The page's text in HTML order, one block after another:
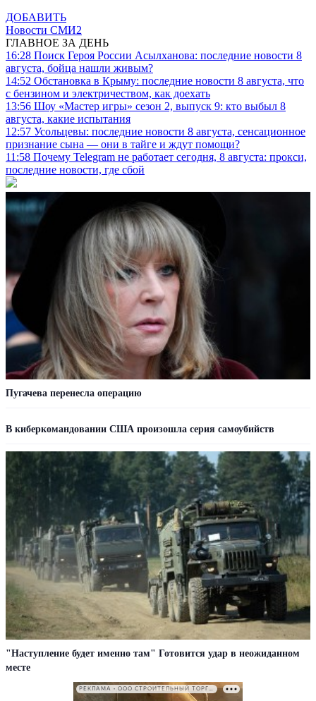
ДОБАВИТЬ
Новости СМИ2
ГЛАВНОЕ ЗА ДЕНЬ
16:28 Поиск Героя России Асылханова: последние новости 8
августа, бойца нашли живым?
14:52 Обстановка в Крыму: последние новости 8 августа, что
с бензином и электричеством, как доехать
13:56 Шоу «Мастер игры» сезон 2, выпуск 9: кто выбыл 8
августа, какие испытания
12:57 Усольцевы: последние новости 8 августа, сенсационное
признание сына — они в тайге и ждут помощи?
11:58 Почему Telegram не работает сегодня, 8 августа: прокси,
последние новости, где сбой
Пугачева перенесла операцию
В киберкомандовании США произошла серия самоубийств
"Наступление будет именно там" Готовится удар в неожиданном
месте
РЕКЛАМА • ООО СТРОИТЕЛЬНЫЙ ТОРГОВЫЙ ДОМ «ПЕТРОВИЧ». ИНН: 7802348846